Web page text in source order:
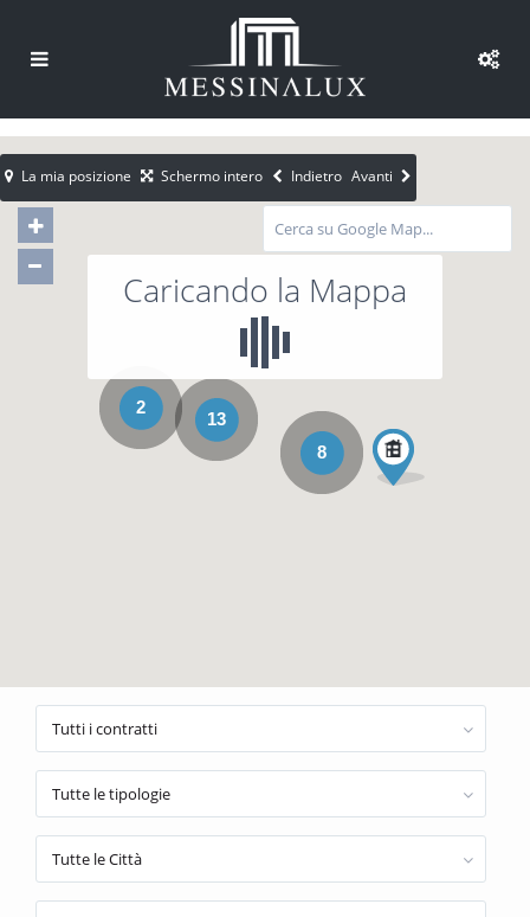
2
13
8
Caricando la Mappa
La mia posizione Schermo intero Indietro Avanti
Tutti i contratti
Tutte le tipologie
Tutte le Città